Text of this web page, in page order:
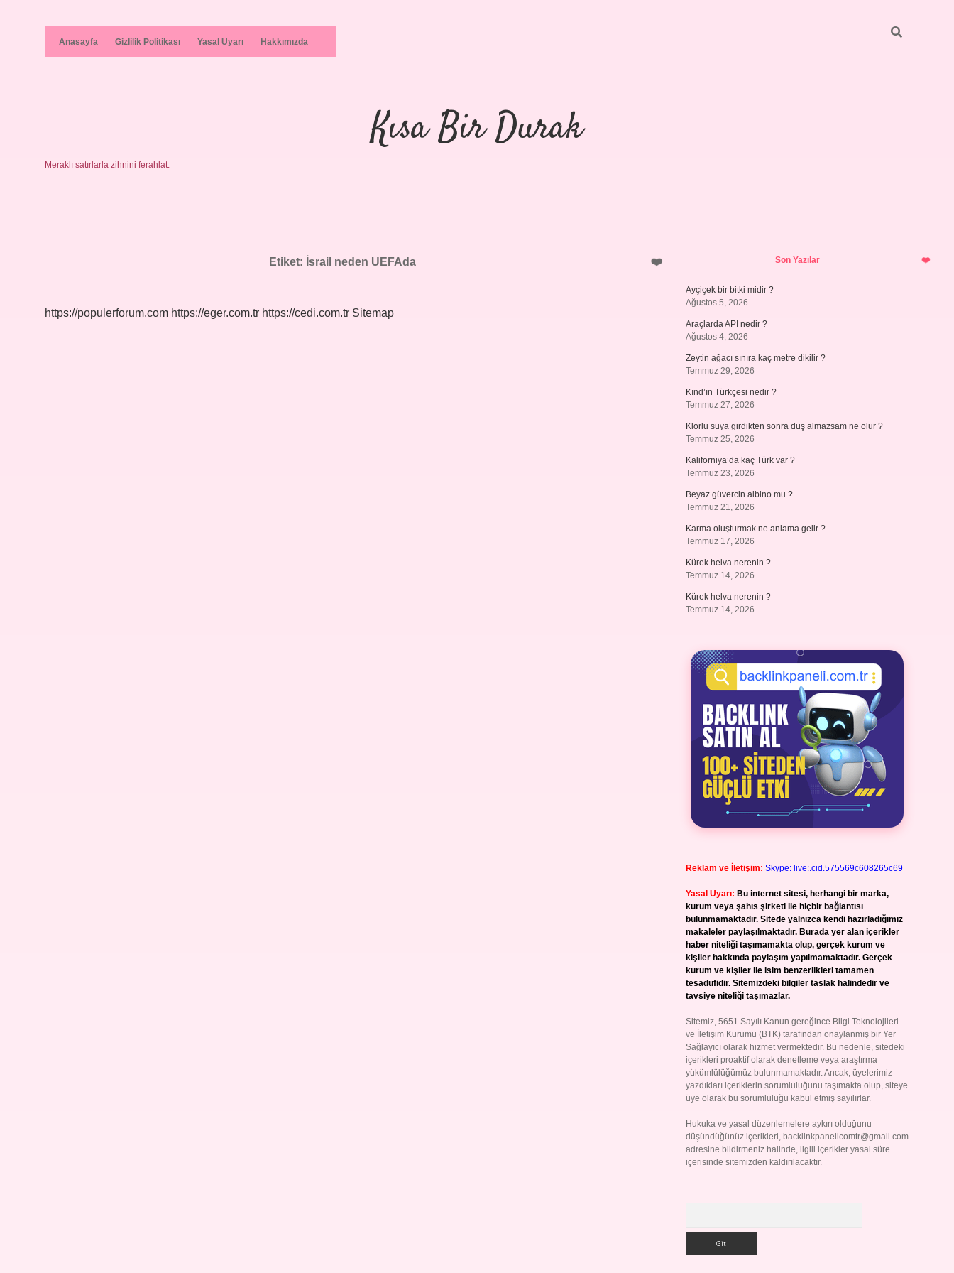
Anasayfa Gizlilik Politikası Yasal Uyarı Hakkımızda
Kısa Bir Durak
Meraklı satırlarla zihnini ferahlat.
Etiket: İsrail neden UEFAda
https://populerforum.com https://eger.com.tr https://cedi.com.tr Sitemap
SidebarSon Yazılar
Ayçiçek bir bitki midir ?
Ağustos 5, 2026
Araçlarda API nedir ?
Ağustos 4, 2026
Zeytin ağacı sınıra kaç metre dikilir ?
Temmuz 29, 2026
Kınd’ın Türkçesi nedir ?
Temmuz 27, 2026
Klorlu suya girdikten sonra duş almazsam ne olur ?
Temmuz 25, 2026
Kaliforniya’da kaç Türk var ?
Temmuz 23, 2026
Beyaz güvercin albino mu ?
Temmuz 21, 2026
Karma oluşturmak ne anlama gelir ?
Temmuz 17, 2026
Kürek helva nerenin ?
Temmuz 14, 2026
Kürek helva nerenin ?
Temmuz 14, 2026
Reklam ve İletişim: Skype: live:.cid.575569c608265c69
Yasal Uyarı: Bu internet sitesi, herhangi bir marka,
kurum veya şahıs şirketi ile hiçbir bağlantısı
bulunmamaktadır. Sitede yalnızca kendi hazırladığımız
makaleler paylaşılmaktadır. Burada yer alan içerikler
haber niteliği taşımamakta olup, gerçek kurum ve
kişiler hakkında paylaşım yapılmamaktadır. Gerçek
kurum ve kişiler ile isim benzerlikleri tamamen
tesadüfidir. Sitemizdeki bilgiler taslak halindedir ve
tavsiye niteliği taşımazlar.
Sitemiz, 5651 Sayılı Kanun gereğince Bilgi Teknolojileri
ve İletişim Kurumu (BTK) tarafından onaylanmış bir Yer
Sağlayıcı olarak hizmet vermektedir. Bu nedenle, sitedeki
içerikleri proaktif olarak denetleme veya araştırma
yükümlülüğümüz bulunmamaktadır. Ancak, üyelerimiz
yazdıkları içeriklerin sorumluluğunu taşımakta olup, siteye
üye olarak bu sorumluluğu kabul etmiş sayılırlar.
Hukuka ve yasal düzenlemelere aykırı olduğunu
düşündüğünüz içerikleri, backlinkpanelicomtr@gmail.com
adresine bildirmeniz halinde, ilgili içerikler yasal süre
içerisinde sitemizden kaldırılacaktır.